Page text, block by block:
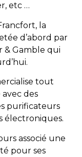
etc …
la
d’abord par
& Gamble qui
tout
des
purificateurs
électroniques.
associé une
pour ses